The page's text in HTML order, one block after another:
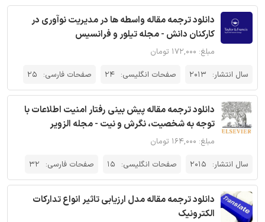
دانلود ترجمه مقاله واسطه ها در مدیریت نوآوری در
کارکنان دانش - مجله تیلور و فرانسیس
مبلغ: ۱۷۲,۰۰۰ تومان
سال انتشار: 2013 صفحات انگلیسی: 24 صفحات فارسی: 25
دانلود ترجمه مقاله پیش بینی رفتار امنیت اطلاعات با
توجه به شخصیت، نگرش و نیت - مجله الزویر
مبلغ: ۱۶۴,۰۰۰ تومان
سال انتشار: 2015 صفحات انگلیسی: 15 صفحات فارسی: 32
دانلود ترجمه مقاله مدل ارزیابی تاثیر انواع تدارکات
الکترونیک